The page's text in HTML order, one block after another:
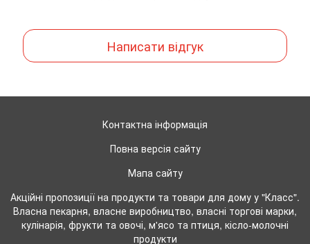
Написати відгук
Контактна інформація
Повна версія сайту
Мапа сайту
Акційні пропозиції на продукти та товари для дому у "Класс".
Власна пекарня, власне виробництво, власні торгові марки,
кулінарія, фрукти та овочі, м'ясо та птиця, кісло-молочні
продукти